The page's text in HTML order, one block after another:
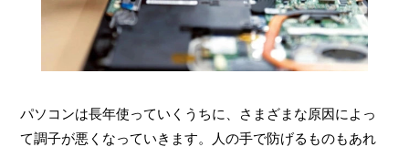
パソコンは長年使っていくうちに、さまざまな原因によっ
て調子が悪くなっていきます。人の手で防げるものもあれ